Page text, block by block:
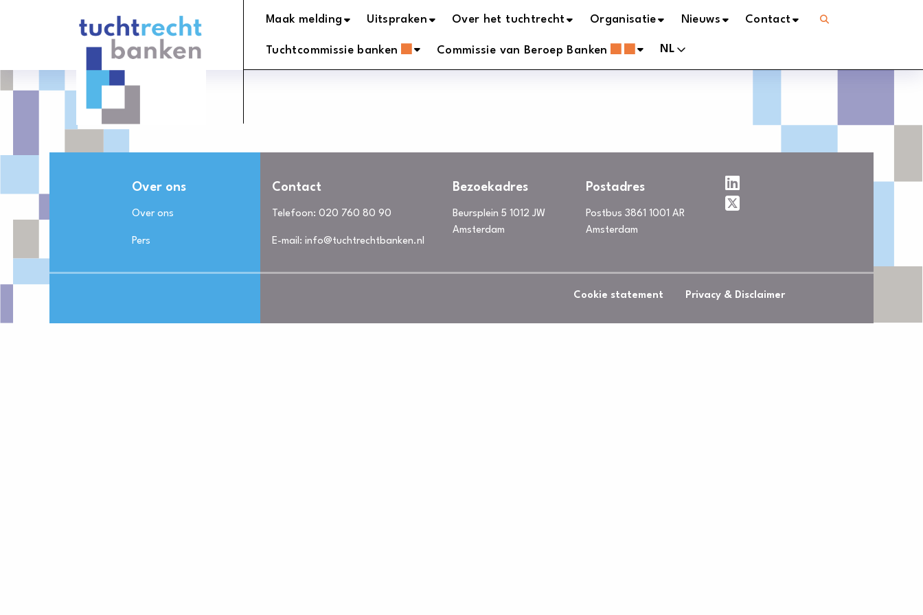
logo
Maak melding Uitspraken Over het tuchtrecht Organisatie Nieuws Contact
Tuchtcommissie banken Commissie van Beroep Banken NL
Over ons
Over ons
Pers
Contact
Telefoon: 020 760 80 90
E-mail: info@tuchtrechtbanken.nl
Bezoekadres
Beursplein 5 1012 JW
Amsterdam
Postadres
Postbus 3861 1001 AR
Amsterdam
Privacy & Disclaimer
Cookie statement